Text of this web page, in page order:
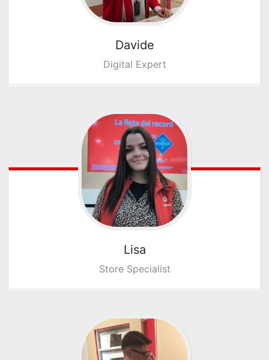
Davide
Digital Expert
Lisa
Store Specialist